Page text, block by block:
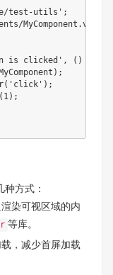
test-utils' ;
MyComponent.vue'
is clicked' , ( )
MyComponent ) ;
( 'click' ) ;
( 1) ;
方式：
染可视区域的内
等库。
，减少首屏加载